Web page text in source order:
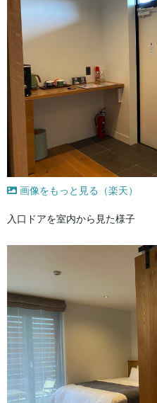
画像をもっと見る（楽天）
入口ドアを室内から見た様子